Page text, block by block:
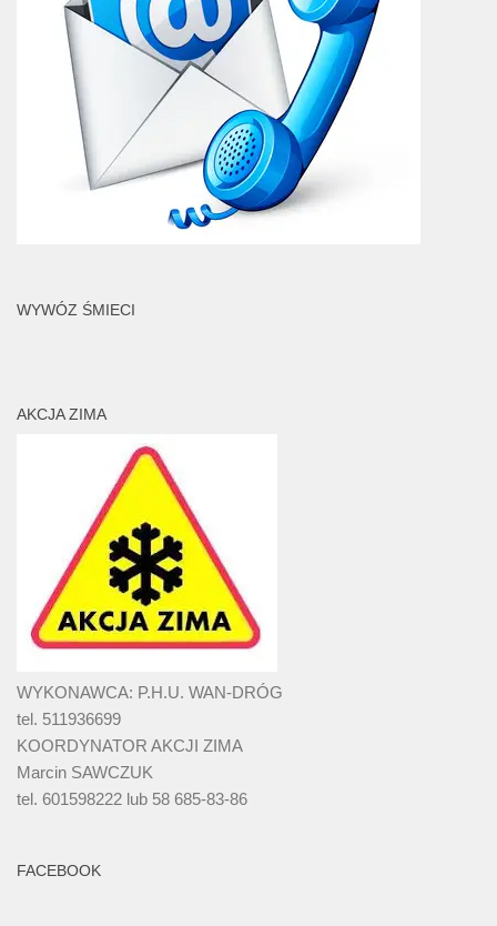
WYWÓZ ŚMIECI
AKCJA ZIMA
WYKONAWCA: P.H.U. WAN-DRÓG
tel. 511936699
KOORDYNATOR AKCJI ZIMA
Marcin SAWCZUK
tel. 601598222 lub 58 685-83-86
FACEBOOK